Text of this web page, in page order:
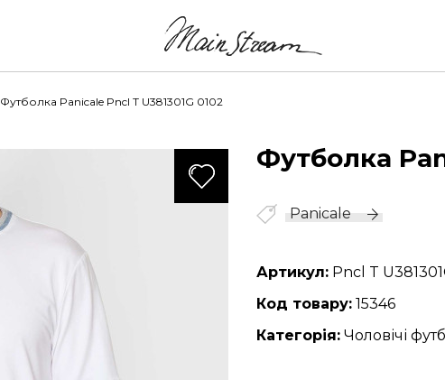
Футболка Panicale Pncl T U381301G 0102
Футболка
Panicale
Артикул: Pncl T
Код товару: 15346
Категорія: Чоловічі
174